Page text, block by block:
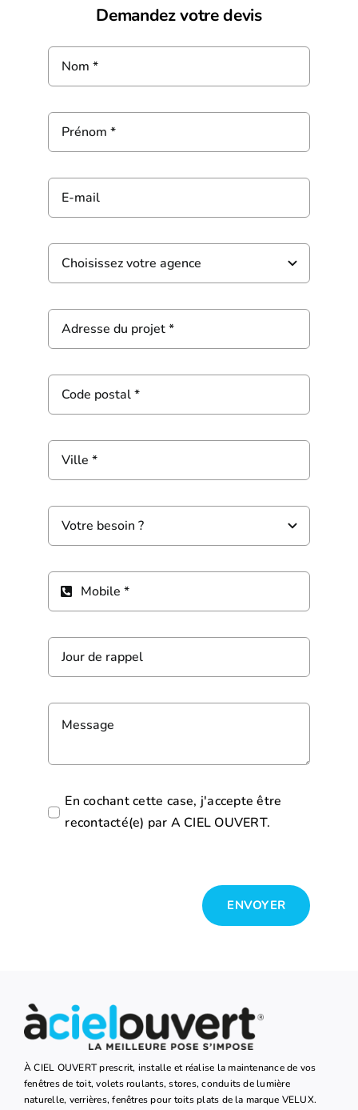
Demandez votre devis
En cochant cette case, j'accepte être
recontacté(e) par A CIEL OUVERT.
ENVOYER
À CIEL OUVERT prescrit, installe et réalise la maintenance de vos
fenêtres de toit, volets roulants, stores, conduits de lumière
naturelle, verrières, fenêtres pour toits plats de la marque VELUX.